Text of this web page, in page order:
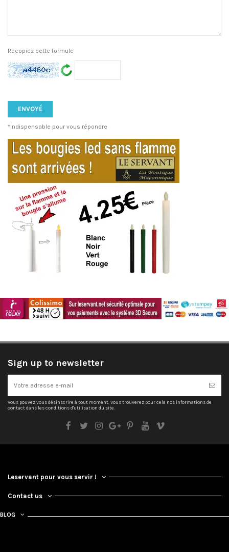
Recopiez cette formule
*Indispensable pour vous répondre
Sign up to newsletter
Vous pouvez vous désinscrire à tout moment. Vous trouverez pour cela nos informations de
contact dans les conditions d'utilisation du site.
Leservant pour vous servir !
Contact us
BLOG